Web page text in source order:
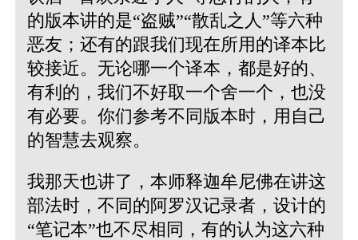
的版本讲的是“盗贼”“散乱之人”等六种
恶友；还有的跟我们现在所用的译本比
较接近。无论哪一个译本，都是好的、
有利的，我们不好取一个舍一个，也没
有必要。你们参考不同版本时，用自己
的智慧去观察。
我那天也讲了，本师释迦牟尼佛在讲这
部法时，不同的阿罗汉记录者，设计的
“笔记本”也不尽相同，有的认为这六种